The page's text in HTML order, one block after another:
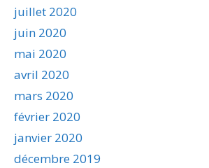
juillet 2020
juin 2020
mai 2020
avril 2020
mars 2020
février 2020
janvier 2020
décembre 2019